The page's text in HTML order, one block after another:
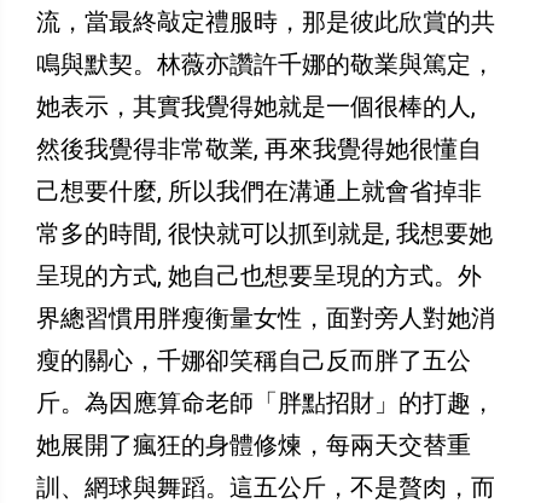
流，當最終敲定禮服時，那是彼此欣賞的共
鳴與默契。林薇亦讚許千娜的敬業與篤定，
她表示，其實我覺得她就是一個很棒的人,
然後我覺得非常敬業, 再來我覺得她很懂自
己想要什麼, 所以我們在溝通上就會省掉非
常多的時間, 很快就可以抓到就是, 我想要她
呈現的方式, 她自己也想要呈現的方式。外
界總習慣用胖瘦衡量女性，面對旁人對她消
瘦的關心，千娜卻笑稱自己反而胖了五公
斤。為因應算命老師「胖點招財」的打趣，
她展開了瘋狂的身體修煉，每兩天交替重
訓、網球與舞蹈。這五公斤，不是贅肉，而